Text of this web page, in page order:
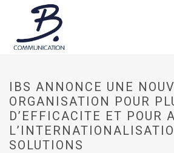
IBS ANNONCE UNE
ORGANISATION POUR
D’EFFICACITE ET POUR
SOLUTIONS